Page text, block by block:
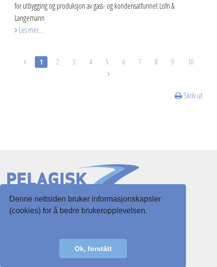
Denne nettsiden bruker informasjonskapsler
(cookies) for å bedre brukeropplevelsen.
Ok, forstått
for utbygging og produksjon av gass- og kondensatfunnet Lofn &
Langemann
Les mer...
1 2 3 4 5 6 7 8 9 10
Skriv ut
Slottsgaten 3
post@pelagisk.net
Personvernerklæring